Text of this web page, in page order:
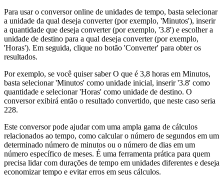
Para usar o conversor online de unidades de tempo, basta selecionar
a unidade da qual deseja converter (por exemplo, 'Minutos'), inserir
a quantidade que deseja converter (por exemplo, '3.8') e escolher a
unidade de destino para a qual deseja converter (por exemplo,
'Horas'). Em seguida, clique no botão 'Converter' para obter os
resultados.
Por exemplo, se você quiser saber O que é 3,8 horas em Minutos,
basta selecionar 'Minutos' como unidade inicial, inserir '3.8' como
quantidade e selecionar 'Horas' como unidade de destino. O
conversor exibirá então o resultado convertido, que neste caso seria
228.
Este conversor pode ajudar com uma ampla gama de cálculos
relacionados ao tempo, como calcular o número de segundos em um
determinado número de minutos ou o número de dias em um
número específico de meses. É uma ferramenta prática para quem
precisa lidar com durações de tempo em unidades diferentes e deseja
economizar tempo e evitar erros em seus cálculos.